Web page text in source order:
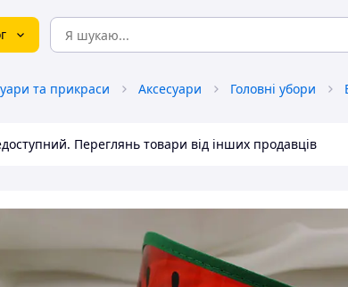
та прикраси Аксесуари Головні убори
Переглянь товари від інших продавців